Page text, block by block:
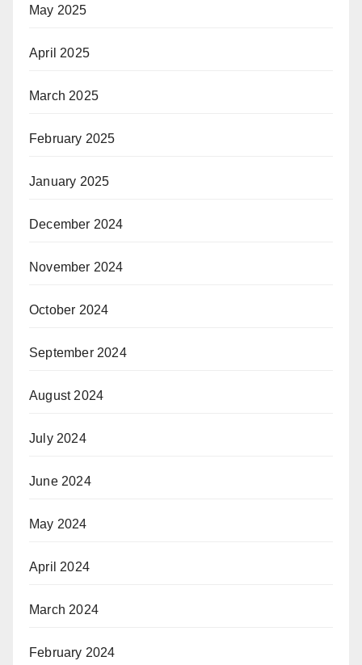
May 2025
April 2025
March 2025
February 2025
January 2025
December 2024
November 2024
October 2024
September 2024
August 2024
July 2024
June 2024
May 2024
April 2024
March 2024
February 2024